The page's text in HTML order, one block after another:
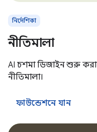
নির্দেশিকা
নীতিমালা
AI চশমা ডিজাইন শুরু
নীতিমালা।
ফাউন্ডেশনে যান